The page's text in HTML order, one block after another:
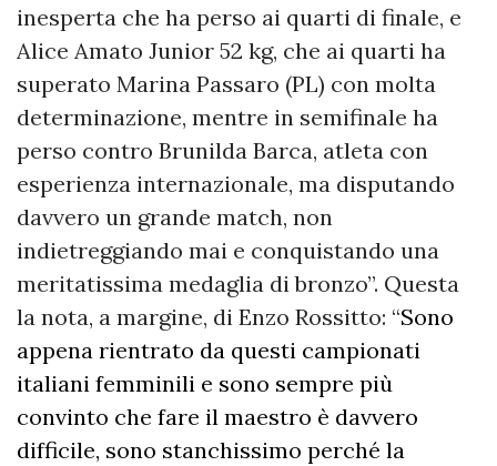
inesperta che ha perso ai quarti di finale, e
Alice Amato Junior 52 kg, che ai quarti ha
superato Marina Passaro (PL) con molta
determinazione, mentre in semifinale ha
perso contro Brunilda Barca, atleta con
esperienza internazionale, ma disputando
davvero un grande match, non
indietreggiando mai e conquistando una
meritatissima medaglia di bronzo”. Questa
la nota, a margine, di Enzo Rossitto: “Sono
appena rientrato da questi campionati
italiani femminili e sono sempre più
convinto che fare il maestro è davvero
difficile, sono stanchissimo perché la